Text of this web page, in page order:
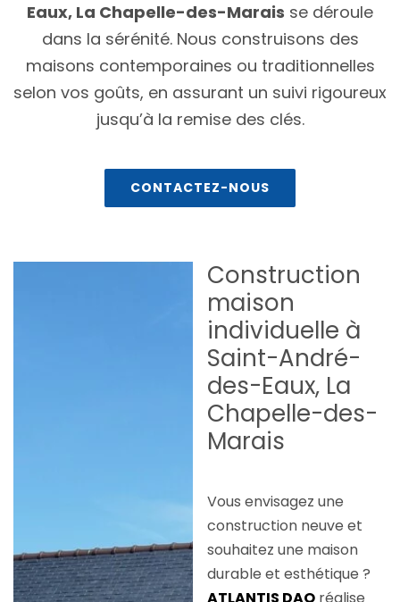
Eaux, La Chapelle-des-Marais se déroule
dans la sérénité. Nous construisons des
maisons contemporaines ou traditionnelles
selon vos goûts, en assurant un suivi rigoureux
jusqu’à la remise des clés.
CONTACTEZ-NOUS
Construction
maison
individuelle à
Saint-André-
des-Eaux, La
Chapelle-des-
Marais
Vous envisagez une
construction neuve et
souhaitez une maison
durable et esthétique ?